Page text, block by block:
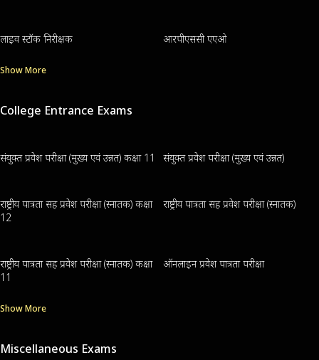
लाइव स्टॉक निरीक्षक आरपीएससी एएओ
Show More
College Entrance Exams
संयुक्त प्रवेश परीक्षा (मुख्य एवं उन्नत) कक्षा 11 संयुक्त प्रवेश परीक्षा (मुख्य एवं उन्नत)
राष्ट्रीय पात्रता सह प्रवेश परीक्षा (स्नातक) कक्षा
12
राष्ट्रीय पात्रता सह प्रवेश परीक्षा (स्नातक)
राष्ट्रीय पात्रता सह प्रवेश परीक्षा (स्नातक) कक्षा
11
ऑनलाइन प्रवेश पात्रता परीक्षा
Show More
Miscellaneous Exams